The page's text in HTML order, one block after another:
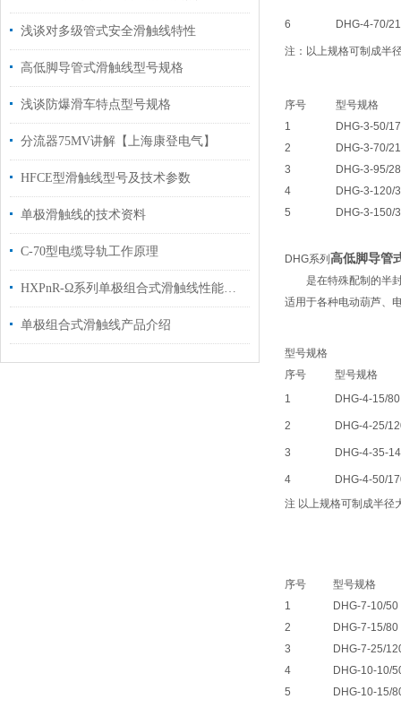
浅谈对多级管式安全滑触线特性
高低脚导管式滑触线型号规格
浅谈防爆滑车特点型号规格
分流器75MV讲解【上海康登电气】
HFCE型滑触线型号及技术参数
单极滑触线的技术资料
C-70型电缆导轨工作原理
HXPnR-Ω系列单极组合式滑触线性能规格安装图
单极组合式滑触线产品介绍
6 DHG-4-70/
注：以上规格可制成半
序号
型号规格
1
DHG-3-50/
2
DHG-3-70/
3
DHG-3-95/
4
DHG-3-120/
5
DHG-3-150/
DHG系列 高低脚导管
是在特殊配制的半封
适用于各种电动葫芦、
型号规格
序号
型号规格
1
DHG-4-15/80
2 DHG-4-25/
3 DHG-4-35-
4
DHG-4-50/
注 以上规格可制成半径
序号
型号规格
1
DHG-7-10/50
2
DHG-7-15/80
3
DHG-7-25/
4
DHG-10-10/
5
DHG-10-15/